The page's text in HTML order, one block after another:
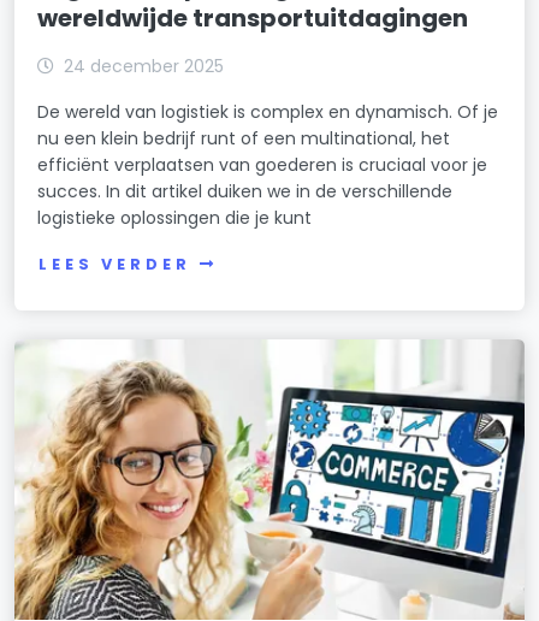
wereldwijde transportuitdagingen
24 december 2025
De wereld van logistiek is complex en dynamisch. Of je
nu een klein bedrijf runt of een multinational, het
efficiënt verplaatsen van goederen is cruciaal voor je
succes. In dit artikel duiken we in de verschillende
logistieke oplossingen die je kunt
LEES VERDER